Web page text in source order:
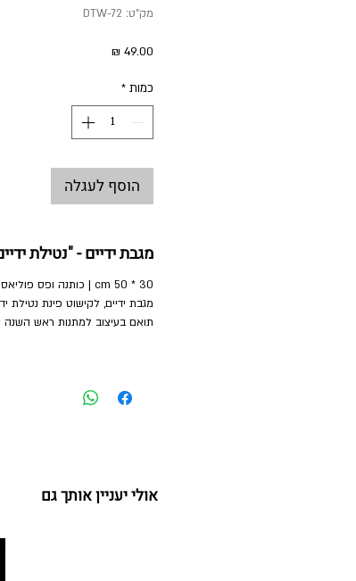
מק"ט: DTW-72
מחיר
כמות *
הוסף לעגלה
מגבת ידיים - "נטילת
30 * 50 cm | כותנה ופס פוליאסטר מודפס
מגבת ידיים, לקישוט פינת נטילת
תואם בעיצוב למתנות ראש
אולי יעניין אותך גם